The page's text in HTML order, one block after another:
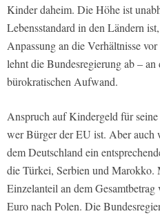
Kinder daheim. Die Höhe ist
Lebensstandard in den Ländern
Anpassung an die Verhältnisse
lehnt die Bundesregierung ab –
bürokratischen Aufwand.
Anspruch auf Kindergeld für
wer Bürger der EU ist. Aber auch
dem Deutschland ein
die Türkei, Serbien und Marokko.
Einzelanteil an dem
Euro nach Polen. Die